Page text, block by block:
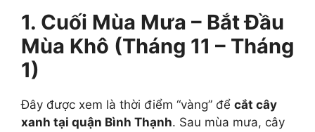
1. Cuối Mùa Mưa – Bắt Đầu
Mùa Khô (Tháng 11 – Tháng
1)
Đây được xem là thời điểm “vàng” để cắt cây
xanh tại quận Bình Thạnh. Sau mùa mưa, cây